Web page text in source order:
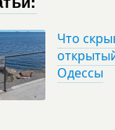
Что
Одессы